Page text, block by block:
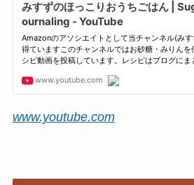
www.youtube.com